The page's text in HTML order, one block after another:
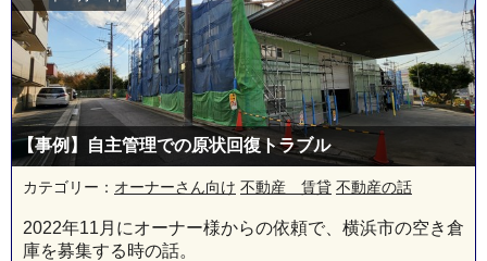
【事例】自主管理での原状回復トラブル
カテゴリー： オーナーさん向け 不動産 賃貸 不動産の話
2022年11月にオーナー様からの依頼で、横浜市の空き倉
庫を募集する時の話。